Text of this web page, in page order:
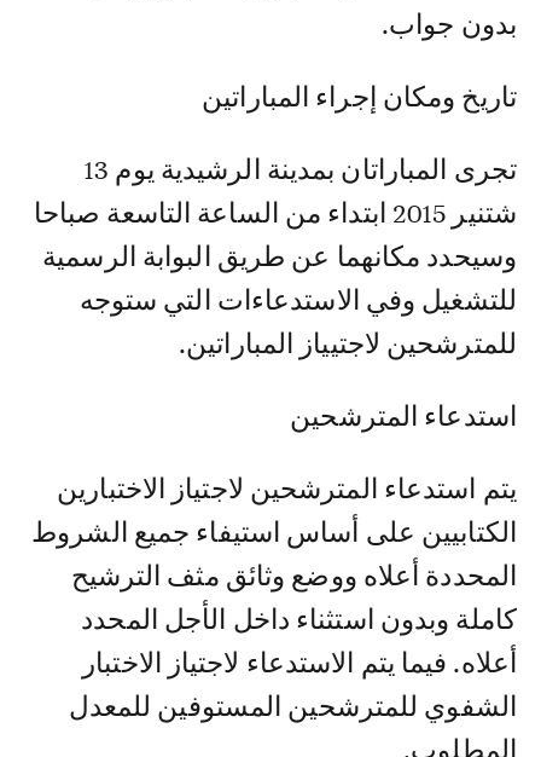
بدون جواب.
تاريخ ومكان إجراء المباراتين
تجرى المباراتان بمدينة الرشيدية يوم 13
شتنير 2015 ابتداء من الساعة التاسعة صباحا
وسيحدد مكانهما عن طريق البوابة الرسمية
للتشغيل وفي الاستدعاءات التي ستوجه
للمترشحين لاجتيياز المباراتين.
استدعاء المترشحين
يتم استدعاء المترشحين لاجتياز الاختبارين
الكتابيين على أساس استيفاء جميع الشروط
المحددة أعلاه ووضع وثائق مثف الترشيح
كاملة وبدون استثناء داخل الأجل المحدد
أعلاه. فيما يتم الاستدعاء لاجتياز الاختبار
الشفوي للمترشحين المستوفين للمعدل